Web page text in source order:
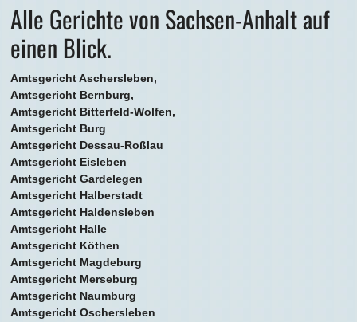
Alle Gerichte von Sachsen-Anhalt auf
einen Blick.
Amtsgericht Aschersleben,
Amtsgericht Bernburg,
Amtsgericht Bitterfeld-Wolfen,
Amtsgericht Burg
Amtsgericht Dessau-Roßlau
Amtsgericht Eisleben
Amtsgericht Gardelegen
Amtsgericht Halberstadt
Amtsgericht Haldensleben
Amtsgericht Halle
Amtsgericht Köthen
Amtsgericht Magdeburg
Amtsgericht Merseburg
Amtsgericht Naumburg
Amtsgericht Oschersleben